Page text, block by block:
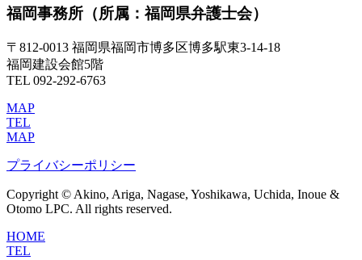
福岡事務所 （所属：福岡県弁護士会）
〒812-0013 福岡県福岡市博多区博多駅東3-14-18
福岡建設会館5階
TEL 092-292-6763
MAP
TEL
MAP
プライバシーポリシー
Copyright © Akino, Ariga, Nagase, Yoshikawa, Uchida, Inoue &
Otomo LPC. All rights reserved.
HOME
TEL